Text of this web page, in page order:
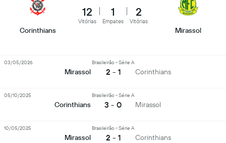
Corinthians
12
Vitórias
1
Empates
2
Vitórias
Mirassol
Mirassol
Brasileirão - Série A
2 - 1 Corinthians
03/05/2026
Corinthians
Brasileirão - Série A
3 - 0 Mirassol
05/10/2025
Mirassol
Brasileirão - Série A
2 - 1 Corinthians
10/05/2025